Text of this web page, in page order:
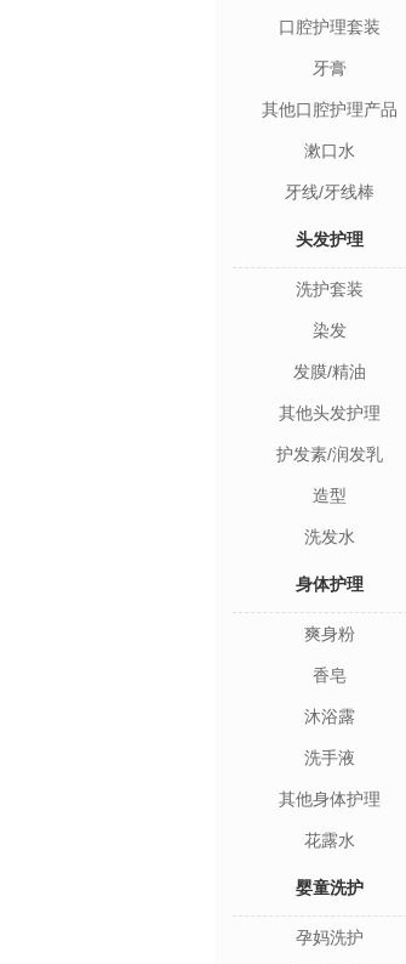
口腔护理套装
牙膏
其他口腔护理产品
漱口水
牙线/牙线棒
头发护理
洗护套装
染发
发膜/精油
其他头发护理
护发素/润发乳
造型
洗发水
身体护理
爽身粉
香皂
沐浴露
洗手液
其他身体护理
花露水
婴童洗护
孕妈洗护